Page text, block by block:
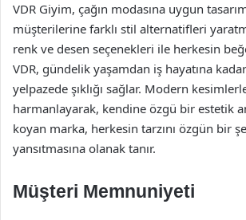
VDR Giyim, çağın modasına uygun
müşterilerine farklı stil alternatifleri
renk ve desen seçenekleri ile herkesin
VDR, gündelik yaşamdan iş hayatına
yelpazede şıklığı sağlar. Modern
harmanlayarak, kendine özgü bir estetik
koyan marka, herkesin tarzını özgün bir
yansıtmasına olanak tanır.
Müşteri Memnuniyeti